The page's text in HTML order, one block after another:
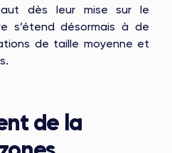
dès leur mise sur le
s’étend désormais à de
de taille moyenne et
de la